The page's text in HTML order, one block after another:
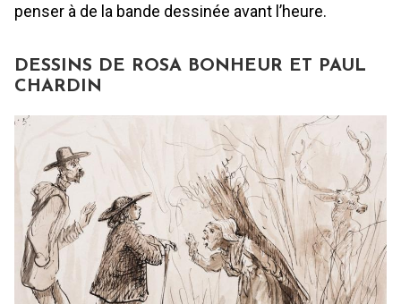
penser à de la bande dessinée avant l’heure.
DESSINS DE ROSA BONHEUR ET PAUL
CHARDIN